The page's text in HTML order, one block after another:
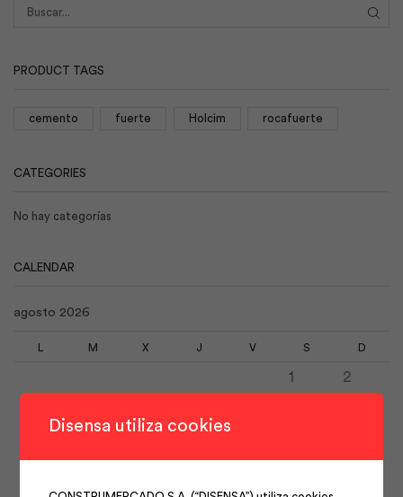
PRODUCT TAGS
cemento fuerte Holcim rocafuerte
CATEGORIES
No hay categorías
CALENDAR
agosto 2026
M X J V S D
1
2
Disensa utiliza cookies